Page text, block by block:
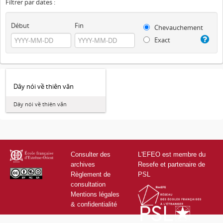
Filtrer par dates :
Début Fin
Chevauchement
Exact
Dây nói về thiên văn
Dây nói về thiên văn
Consulter des
archives
Règlement de
consultation
Mentions légales
& confidentialité
L'EFEO est membre du
Resefe et partenaire de
PSL